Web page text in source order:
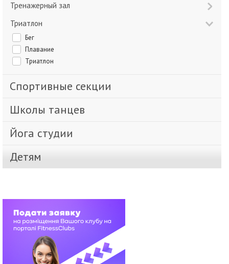
Тренажерный зал
Триатлон
Бег
Плавание
Триатлон
Спортивные секции
Школы танцев
Йога студии
Детям